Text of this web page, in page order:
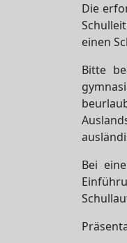
Die
einen
Bitte
Bei